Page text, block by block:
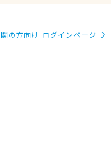
の方向け ログインページ